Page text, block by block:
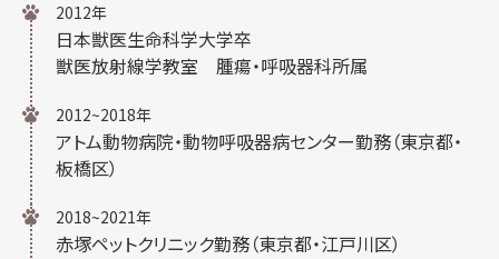
2012年
日本獣医生命科学大学卒
獣医放射線学教室 腫瘍・呼吸器科所属
2012~2018年
アトム動物病院・動物呼吸器病センター勤務（東京都・
板橋区）
2018~2021年
赤塚ペットクリニック勤務（東京都・江戸川区）